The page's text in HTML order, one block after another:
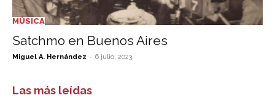
MÚSICA
Satchmo en Buenos Aires
Miguel A. Hernández - 6 julio, 2023
Las más leídas